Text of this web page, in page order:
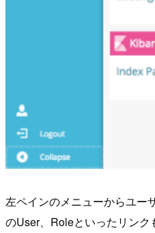
左ペインのメニューからユー
のUser、Roleといったリンク